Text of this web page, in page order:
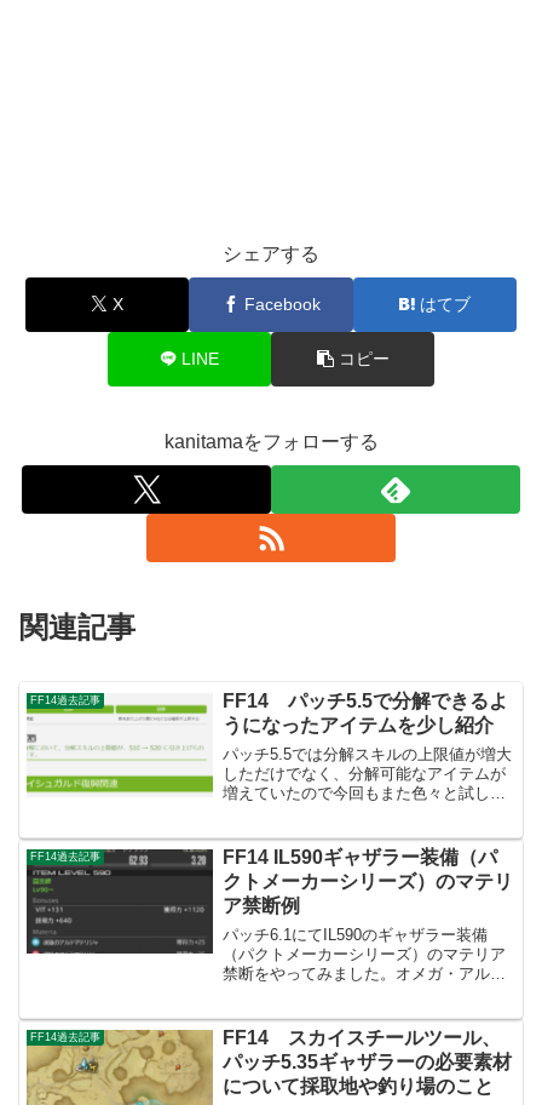
シェアする
X Facebook はてブ
LINE コピー
kanitamaをフォローする
関連記事
FF14過去記事
FF14 パッチ5.5で分解できるよ
うになったアイテムを少し紹介
パッチ5.5では分解スキルの上限値が増大
しただけでなく、分解可能なアイテムが
増えていたので今回もまた色々と試して
解スキルの上限が510➡520となり、以前
まで分...
FF14過去記事
FF14 IL590ギャザラー装備（パ
クトメーカーシリーズ）のマテリ
ア禁断例
パッチ6.1にてIL590のギャザラー装備
（パクトメーカーシリーズ）のマテリア
禁断をやってみました。オメガ・アルテ
なっているので、その参考例にしてみて
ください。禁断後...
FF14過去記事
FF14 スカイスチールツール、
パッチ5.35ギャザラーの必要素材
について採取地や釣り場のこと